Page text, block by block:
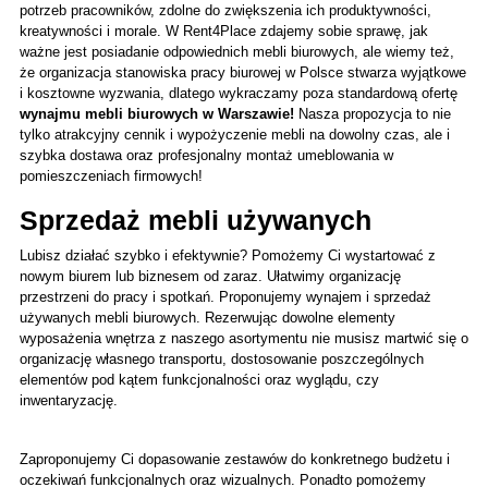
potrzeb pracowników, zdolne do zwiększenia ich produktywności,
kreatywności i morale. W Rent4Place zdajemy sobie sprawę, jak
ważne jest posiadanie odpowiednich mebli biurowych, ale wiemy też,
że organizacja stanowiska pracy biurowej w Polsce stwarza wyjątkowe
i kosztowne wyzwania, dlatego wykraczamy poza standardową ofertę
wynajmu mebli biurowych w Warszawie! Nasza propozycja to nie
tylko atrakcyjny cennik i wypożyczenie mebli na dowolny czas, ale i
szybka dostawa oraz profesjonalny montaż umeblowania w
pomieszczeniach firmowych!
Sprzedaż mebli używanych
Lubisz działać szybko i efektywnie? Pomożemy Ci wystartować z
nowym biurem lub biznesem od zaraz. Ułatwimy organizację
przestrzeni do pracy i spotkań. Proponujemy wynajem i sprzedaż
używanych mebli biurowych. Rezerwując dowolne elementy
wyposażenia wnętrza z naszego asortymentu nie musisz martwić się o
organizację własnego transportu, dostosowanie poszczególnych
elementów pod kątem funkcjonalności oraz wyglądu, czy
inwentaryzację.
Zaproponujemy Ci dopasowanie zestawów do konkretnego budżetu i
oczekiwań funkcjonalnych oraz wizualnych. Ponadto pomożemy